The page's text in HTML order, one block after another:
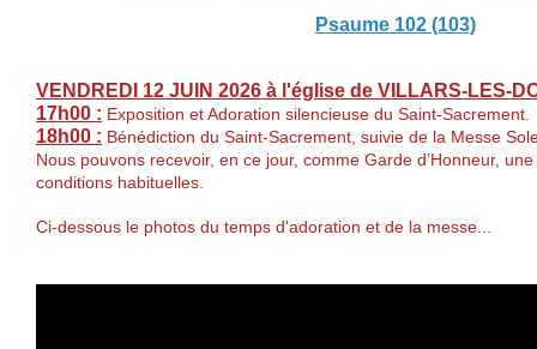
Psaume 102 (103)
VENDREDI 12 JUIN 2026 à l'église de VILLARS-LES-
17h00 : Exposition et Adoration silencieuse du Saint-Sacrement.
18h00 : Bénédiction du Saint-Sacrement, suivie de la Messe
Nous pouvons recevoir, en ce jour, comme Garde d’Honneur,
conditions habituelles.
Ci-dessous le photos du temps d'adoration et de la messe...